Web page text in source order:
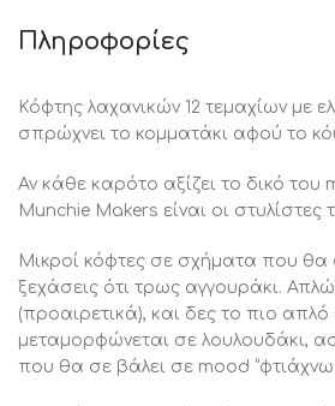
Πληροφορίες
Κόφτης λαχανικών 12 τεμαχίων με
σπρώχνει το κομματάκι αφού το
Αν κάθε καρότο αξίζει το δικό του
Munchie Makers είναι οι στυλίστες
Μικροί κόφτες σε σχήματα που θα
ξεχάσεις ότι τρως αγγουράκι.
(προαιρετικά), και δες το πιο
μεταμορφώνεται σε λουλουδάκι,
που θα σε βάλει σε mood “φτιάχνω